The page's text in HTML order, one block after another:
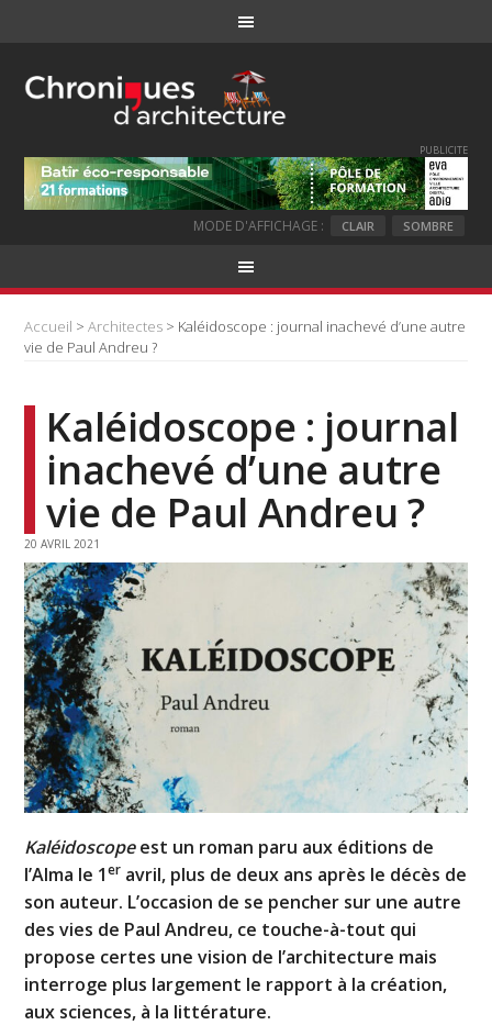
PUBLICITE
MODE D'AFFICHAGE : CLAIR SOMBRE
Accueil >Architectes > Kaléidoscope : journal inachevé d’une autre
vie de Paul Andreu ?
Kaléidoscope : journal
inachevé d’une autre
vie de Paul Andreu ?
20 AVRIL 2021
Kaléidoscopeest un roman paru aux éditions de
l’Alma le 1er avril, plus de deux ans après le décès de
son auteur. L’occasion de se pencher sur une autre
des vies de Paul Andreu, ce touche-à-tout qui
propose certes une vision de l’architecture mais
interroge plus largement le rapport à la création,
aux sciences, à la littérature.